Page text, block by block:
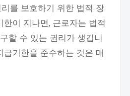
를 보호하기 위한 법적 장
한이 지나면, 근로자는 법적
할 수 있는 권리가 생깁니
급기한을 준수하는 것은 매